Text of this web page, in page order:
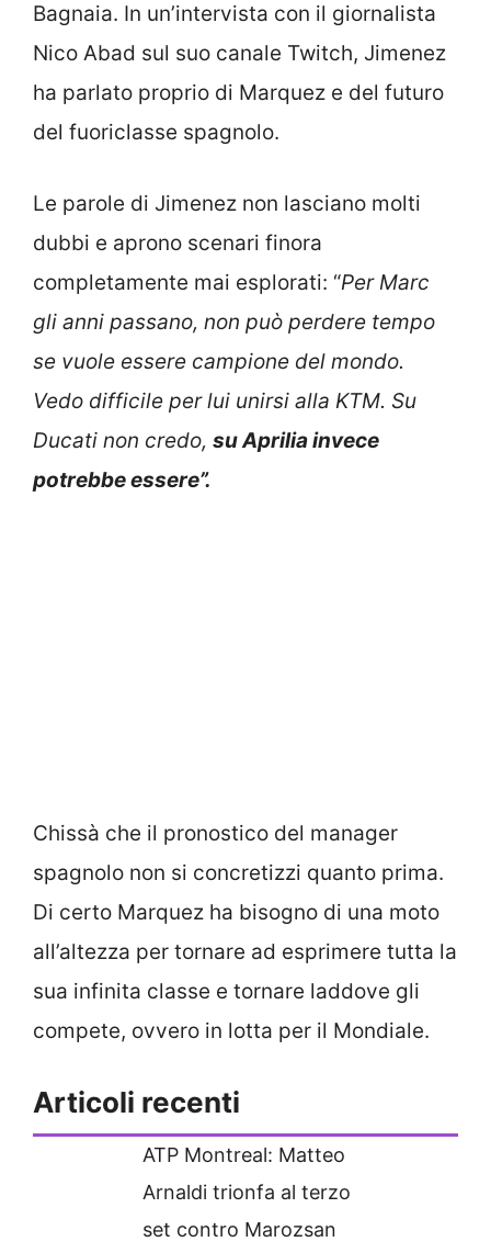
Bagnaia. In un’intervista con il giornalista
Nico Abad sul suo canale Twitch, Jimenez
ha parlato proprio di Marquez e del futuro
del fuoriclasse spagnolo.
Le parole di Jimenez non lasciano molti
dubbi e aprono scenari finora
completamente mai esplorati: “Per Marc
gli anni passano, non può perdere tempo
se vuole essere campione del mondo.
Vedo difficile per lui unirsi alla KTM. Su
Ducati non credo, su Aprilia invece
potrebbe essere”.
Chissà che il pronostico del manager
spagnolo non si concretizzi quanto prima.
Di certo Marquez ha bisogno di una moto
all’altezza per tornare ad esprimere tutta la
sua infinita classe e tornare laddove gli
compete, ovvero in lotta per il Mondiale.
Articoli recenti
ATP Montreal: Matteo
Arnaldi trionfa al terzo
set contro Marozsan